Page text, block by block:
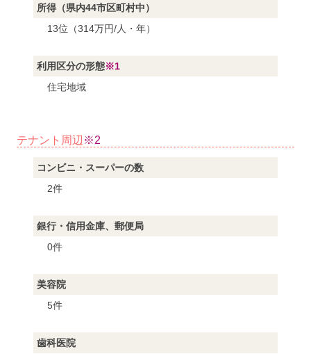
所得（県内44市区町村中）
13位（314万円/人・年）
利用区分の形態※1
住宅地域
テナント周辺 ※2
コンビニ・スーパーの数
2件
銀行・信用金庫、郵便局
0件
美容院
5件
歯科医院